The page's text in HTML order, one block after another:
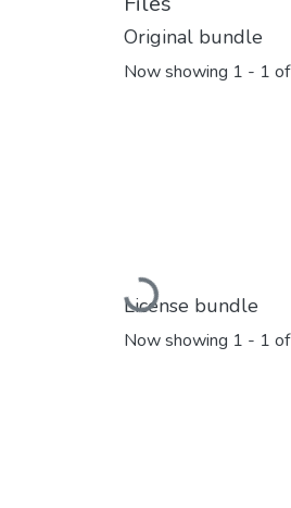
Original bundle
Now showing 1 - 1
Loading...
License bundle
Now showing 1 - 1